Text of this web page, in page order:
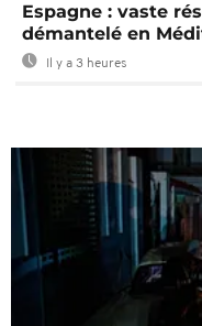
Espagne : vaste
démantelé en
Il y a 3 heures